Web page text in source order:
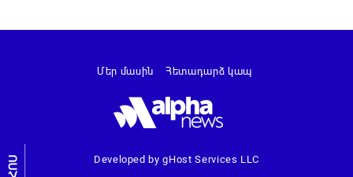
Developed by gHost Services LLC
Մեր մասին Հետադարձ կապ